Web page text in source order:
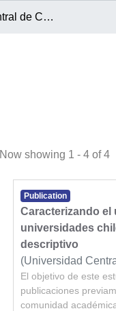
Universidad Central de Chile
Now showing 1 - 4 of 4
Publication
Caracterizando
universidades
descriptivo
(Universidad
Hartley, Ricardo
El objetivo de este
publicaciones
comunidad